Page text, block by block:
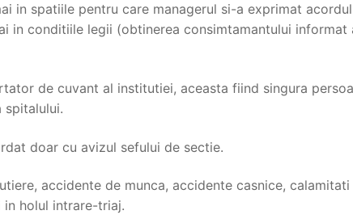
in spatiile pentru care managerul si-a exprimat
in conditiile legii (obtinerea consimtamantului
de cuvant al institutiei, aceasta fiind singura
spitalului.
doar cu avizul sefului de sectie.
accidente de munca, accidente casnice,
holul intrare-triaj.